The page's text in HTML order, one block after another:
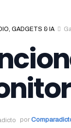
GADGETS & IA
por